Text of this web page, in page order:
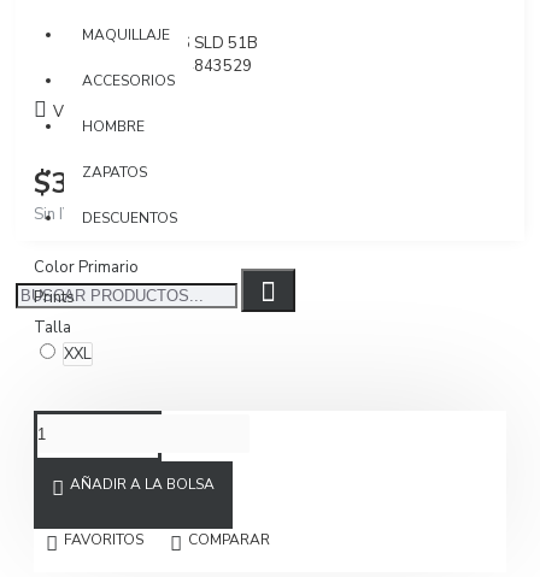
MAQUILLAJE
ACCESORIOS
HOMBRE
ZAPATOS
DESCUENTOS
Modelo:3016 SLD 51B
1171894843529
Visto: 2487
$319.900
Sin IVA $268.824
Color Primario
Prints
Talla
XXL
AÑADIR A LA BOLSA
FAVORITOS COMPARAR